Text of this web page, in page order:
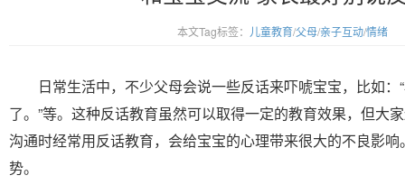
本文Tag标签： 儿童教育/父母/亲子互动/情绪
日常生活中，不少父母会说一些反话来吓唬宝宝，比如：
了。”等。这种反话教育虽然可以取得一定的教育效果，但大
沟通时经常用反话教育，会给宝宝的心理带来很大的不良影
势。